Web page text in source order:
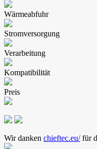
Wärmeabfuhr
Stromversorgung
Verarbeitung
Kompatibilität
Preis
Wir danken chieftec.eu/für